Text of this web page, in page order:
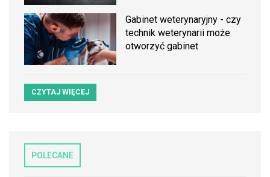
Gabinet weterynaryjny - czy
technik weterynarii może
otworzyć gabinet
CZYTAJ WIĘCEJ
POLECANE